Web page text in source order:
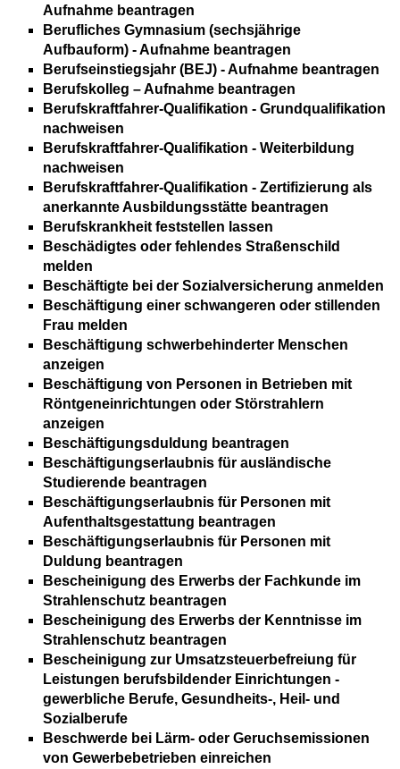
Aufnahme beantragen
Berufliches Gymnasium (sechsjährige
Aufbauform) - Aufnahme beantragen
Berufseinstiegsjahr (BEJ) - Aufnahme beantragen
Berufskolleg – Aufnahme beantragen
Berufskraftfahrer-Qualifikation - Grundqualifikation
nachweisen
Berufskraftfahrer-Qualifikation - Weiterbildung
nachweisen
Berufskraftfahrer-Qualifikation - Zertifizierung als
anerkannte Ausbildungsstätte beantragen
Berufskrankheit feststellen lassen
Beschädigtes oder fehlendes Straßenschild
melden
Beschäftigte bei der Sozialversicherung anmelden
Beschäftigung einer schwangeren oder stillenden
Frau melden
Beschäftigung schwerbehinderter Menschen
anzeigen
Beschäftigung von Personen in Betrieben mit
Röntgeneinrichtungen oder Störstrahlern
anzeigen
Beschäftigungsduldung beantragen
Beschäftigungserlaubnis für ausländische
Studierende beantragen
Beschäftigungserlaubnis für Personen mit
Aufenthaltsgestattung beantragen
Beschäftigungserlaubnis für Personen mit
Duldung beantragen
Bescheinigung des Erwerbs der Fachkunde im
Strahlenschutz beantragen
Bescheinigung des Erwerbs der Kenntnisse im
Strahlenschutz beantragen
Bescheinigung zur Umsatzsteuerbefreiung für
Leistungen berufsbildender Einrichtungen -
gewerbliche Berufe, Gesundheits-, Heil- und
Sozialberufe
Beschwerde bei Lärm- oder Geruchsemissionen
von Gewerbebetrieben einreichen